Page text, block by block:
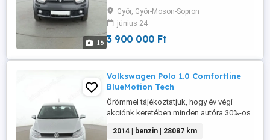
16
érdemes mielőbb élni a lehetőséggel.
Amennyiben vásárlási szándéka aktuális,
kérjük, jelezze felénk, és részletes
tájékoztatást adunk a rendelkezésre álló
Győr, Győr-Moson-Sopron
június 24
3 900 000 Ft
Volkswagen Polo 1.0 Comfortline
BlueMotion Tech
Örömmel tájékoztatjuk, hogy év végi
akciónk keretében minden autóra 30%-os
kizárólag az év végéig érvényes, így
2014 | benzin | 28087 km